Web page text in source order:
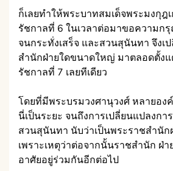
ก็เลยทำให้พระบาทสมเด็จพระมงกุฎ
รัชกาลที่ 6 ในเวลาต่อมาขอความก
จนกระทั่งเสร็จ และสวนสุนันทา จึงเ
สำนักฝ่ายใดขนาดใหญ่ มาตลอดตั้ง
รัชกาลที่ 7 เลยทีเดียว
โดยที่มีพระบรมวงศานุวงศ์ หลายอง
นี่เป็นระยะ จนถึงการเปลี่ยนแปลงกา
สวนสุนันทา นับว่าเป็นพระราชสำนัก
เพราะเหตุว่าต่อจากนั้นราชสำนัก ฝ่า
อาศัยอยู่ร่วมกันอีกต่อไป